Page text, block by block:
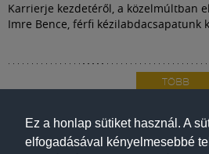
Ez a honlap sütiket használ. A
elfogadásával kényelmesebbé
Karrierje kezdetéről, a közelmúltban
Imre Bence, férfi kézilabdacsapatunk
TÖBB